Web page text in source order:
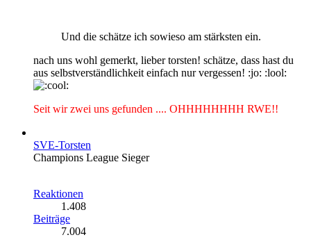
Und die schätze ich sowieso am stärksten ein.
nach uns wohl gemerkt, lieber torsten! schätze, dass hast du
aus selbstverständlichkeit einfach nur vergessen! :jo: :lool:
Seit wir zwei uns gefunden .... OHHHHHHHH RWE!!
SVE-Torsten
Champions League Sieger
Reaktionen
1.408
Beiträge
7.004